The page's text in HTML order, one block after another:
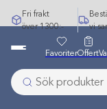
Hoppa
till
Fri frakt
över 1300:-
vi
FavoriterOffert